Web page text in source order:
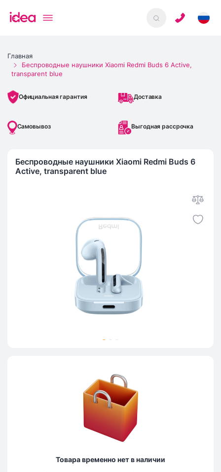
Главная
Беспроводные наушники Xiaomi Redmi Buds 6 Active,
transparent blue
Официальная гарантия Доставка
Самовывоз Выгодная рассрочка
Беспроводные наушники Xiaomi Redmi Buds 6
Active, transparent blue
Товара временно нет в наличии